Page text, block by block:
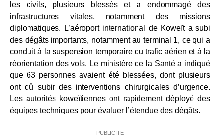
les civils, plusieurs blessés et a endommagé des
infrastructures vitales, notamment des missions
diplomatiques. L’aéroport international de Koweït a subi
des dégâts importants, notamment au terminal 1, ce qui a
conduit à la suspension temporaire du trafic aérien et à la
réorientation des vols. Le ministère de la Santé a indiqué
que 63 personnes avaient été blessées, dont plusieurs
ont dû subir des interventions chirurgicales d’urgence.
Les autorités koweïtiennes ont rapidement déployé des
équipes techniques pour évaluer l’étendue des dégâts.